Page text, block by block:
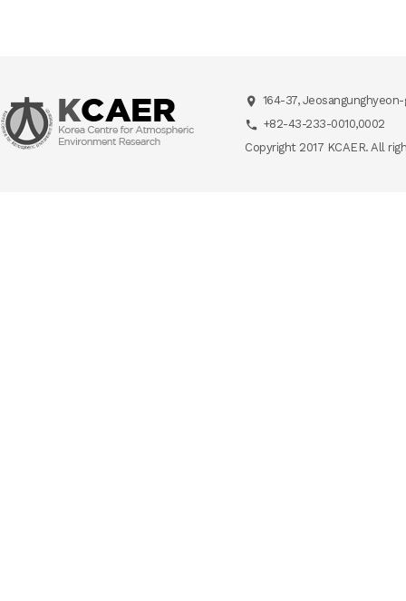
164-37,
+82-43-233-0010,0002
Copyright 2017 KCAER. All